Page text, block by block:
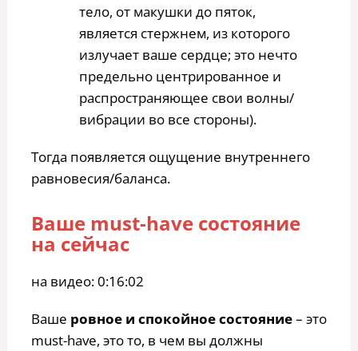
тело, от макушки до пяток,
является стержнем, из которого
излучает ваше сердце; это нечто
предельно центрированное и
распространяющее свои волны/
вибрации во все стороны).
Тогда появляется ощущение внутреннего
равновесия/баланса.
Ваше must-have состояние
на сейчас
на видео: 0:16:02
Ваше ровное и спокойное состояние– это
must-have, это то, в чем вы должны